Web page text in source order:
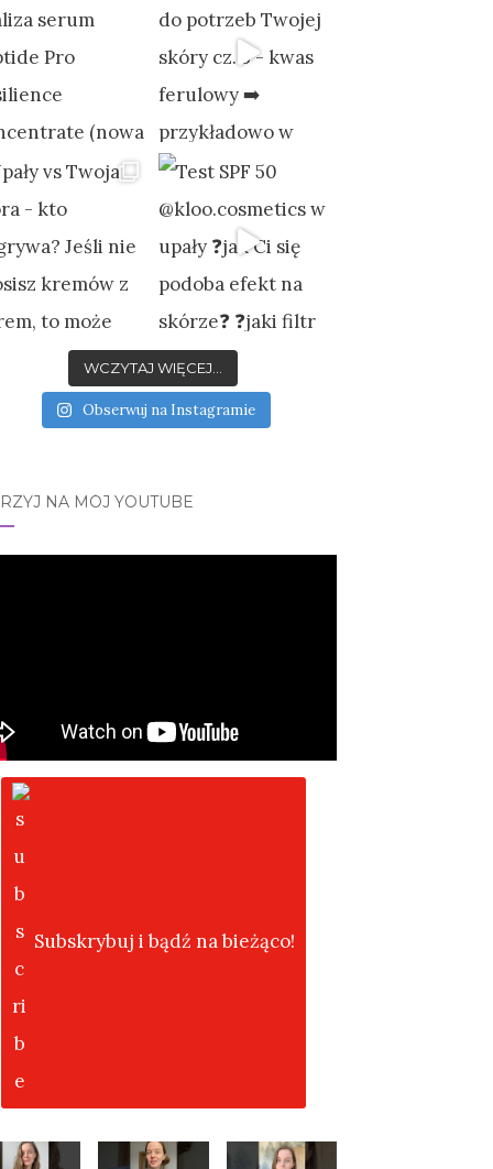
WCZYTAJ WIĘCEJ...
Obserwuj na Instagramie
NA MÓJ YOUTUBE
Subskrybuj i bądź na bieżąco!